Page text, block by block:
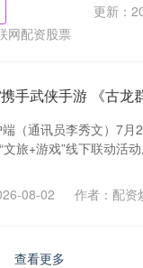
更新：
网配资股票
手武侠手游 《古
（通讯员李秀文）7月
旅+游戏”线下联动活
08-02 作者：配资
查看更多